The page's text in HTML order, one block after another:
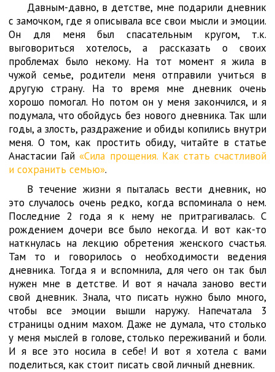
Давным-давно, в детстве, мне подарили дневник
с замочком, где я описывала все свои мысли и эмоции.
Он для меня был спасательным кругом, т.к.
выговориться хотелось, а рассказать о своих
проблемах было некому. На тот момент я жила в
чужой семье, родители меня отправили учиться в
другую страну. На то время мне дневник очень
хорошо помогал. Но потом он у меня закончился, и я
подумала, что обойдусь без нового дневника. Так шли
годы, а злость, раздражение и обиды копились внутри
меня. О том, как простить обиду, читайте в статье
Анастасии Гай«Сила прощения. Как стать счастливой
и сохранить семью».
В течение жизни я пыталась вести дневник, но
это случалось очень редко, когда вспоминала о нем.
Последние 2 года я к нему не притрагивалась. С
рождением дочери все было некогда. И вот как-то
наткнулась на лекцию обретения женского счастья.
Там то и говорилось о необходимости ведения
дневника. Тогда я и вспомнила, для чего он так был
нужен мне в детстве. И вот я начала заново вести
свой дневник. Знала, что писать нужно было много,
чтобы все эмоции вышли наружу. Напечатала 3
страницы одним махом. Даже не думала, что столько
у меня мыслей в голове, столько переживаний и боли.
И я все это носила в себе! И вот я хотела с вами
поделиться, как стоит писать свой личный дневник.